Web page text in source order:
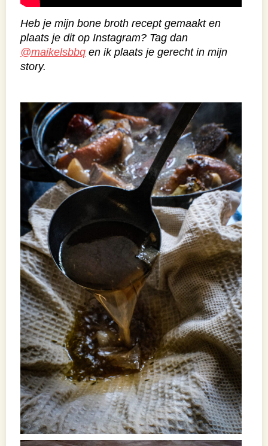
Heb je mijn bone broth recept gemaakt en
plaats je dit op Instagram? Tag dan
@maikelsbbq en ik plaats je gerecht in mijn
story.